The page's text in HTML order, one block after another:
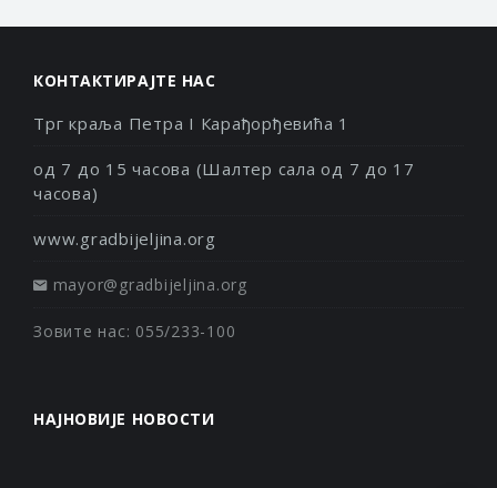
КОНТАКТИРАЈТЕ НАС
Трг краља Петра I Карађорђевића 1
од 7 до 15 часова (Шалтер сала од 7 до 17
часова)
www.gradbijeljina.org
mayor@gradbijeljina.org
Зовите нас: 055/233-100
НАЈНОВИЈЕ НОВОСТИ